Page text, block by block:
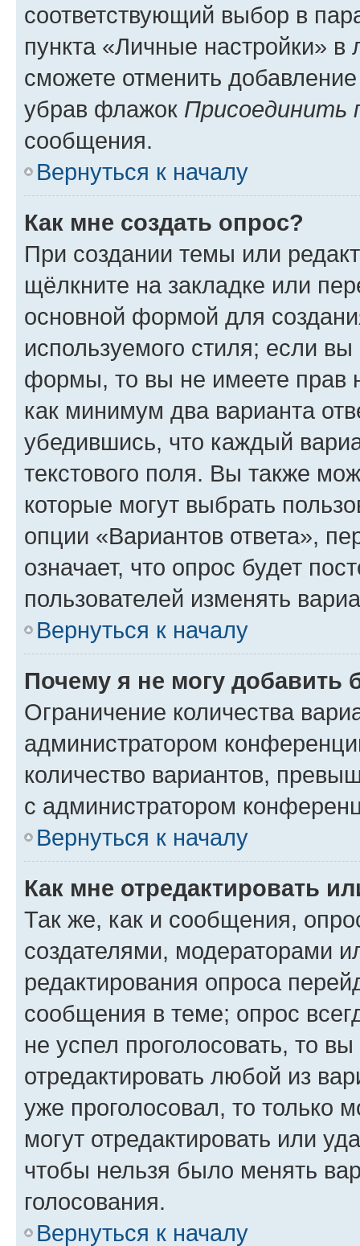
соответствующий выбор в
пункта «Личные настройки»
сможете отменить
убрав флажок Присоединить
сообщения.
Вернуться к началу
Как мне создать опрос?
При создании темы или
щёлкните на закладке или
основной формой для
используемого стиля; если
формы, то вы не имеете прав
как минимум два варианта
убедившись, что каждый
текстового поля. Вы также
которые могут выбрать
опции «Вариантов ответа»,
означает, что опрос будет
пользователей изменять
Вернуться к началу
Почему я не могу добавить
Ограничение количества
администратором
количество вариантов,
с администратором
Вернуться к началу
Как мне отредактировать
Так же, как и сообщения,
создателями, модераторами
редактирования опроса
сообщения в теме; опрос
не успел проголосовать, то
отредактировать любой из
уже проголосовал, то только
могут отредактировать или
чтобы нельзя было менять
голосования.
Вернуться к началу